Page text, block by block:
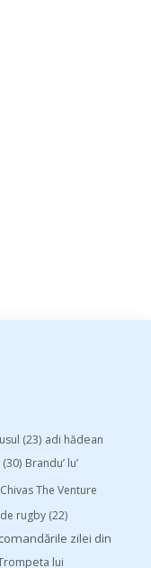
(23) adi hădean
(30) Brandu’ lu’
Chivas The Venture
rugby (22)
zilei din
lui